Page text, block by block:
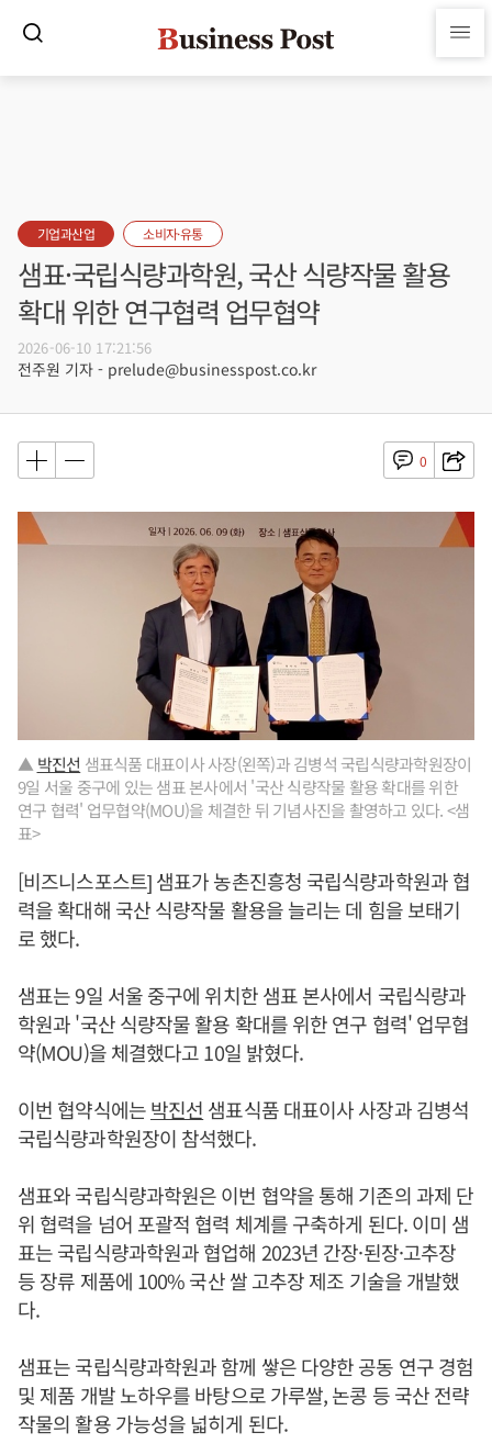
기업과산업 소비자·유통
샘표·국립식량과학원, 국산 식량작물 활용
확대 위한 연구협력 업무협약
2026-06-10 17:21:56
전주원 기자 - prelude@businesspost.co.kr
0
▲ 박진선 샘표식품 대표이사 사장(왼쪽)과 김병석 국립식량과학원장이
9일 서울 중구에 있는 샘표 본사에서 '국산 식량작물 활용 확대를 위한
연구 협력' 업무협약(MOU)을 체결한 뒤 기념사진을 촬영하고 있다. <샘
표>
[비즈니스포스트] 샘표가 농촌진흥청 국립식량과학원과 협
력을 확대해 국산 식량작물 활용을 늘리는 데 힘을 보태기
로 했다.
샘표는 9일 서울 중구에 위치한 샘표 본사에서 국립식량과
학원과 '국산 식량작물 활용 확대를 위한 연구 협력' 업무협
약(MOU)을 체결했다고 10일 밝혔다.
이번 협약식에는박진선 샘표식품 대표이사 사장과 김병석
국립식량과학원장이 참석했다.
샘표와 국립식량과학원은 이번 협약을 통해 기존의 과제 단
위 협력을 넘어 포괄적 협력 체계를 구축하게 된다. 이미 샘
표는 국립식량과학원과 협업해 2023년 간장·된장·고추장
등 장류 제품에 100% 국산 쌀 고추장 제조 기술을 개발했
다.
샘표는 국립식량과학원과 함께 쌓은 다양한 공동 연구 경험
및 제품 개발 노하우를 바탕으로 가루쌀, 논콩 등 국산 전략
작물의 활용 가능성을 넓히게 된다.